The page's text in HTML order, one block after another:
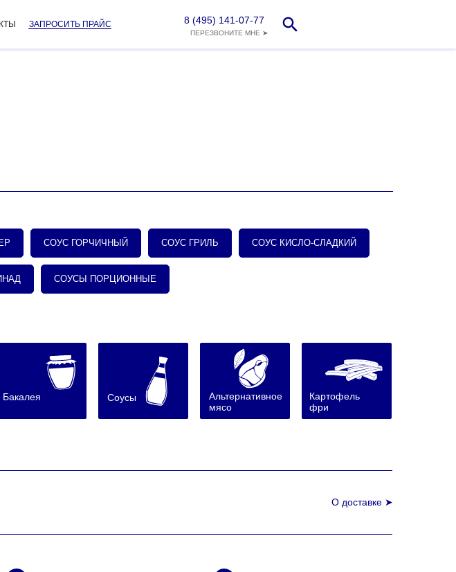
ЗАПРОСИТЬ ПРАЙС
ПЕРЕЗВОНИТЕ МНЕ ➤
8 (495) 141-07-77
СОУС ГОРЧИЧНЫЙ СОУС ГРИЛЬ СОУС КИСЛО-СЛАДКИЙ
СОУСЫ ПОРЦИОННЫЕ
Картофель
фри
Бакалея Соусы
Альтернативное
мясо
О доставке ➤